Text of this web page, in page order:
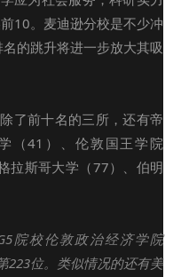
10。麦迪逊分校是不少冲
的跳升将进一步放大其吸
了前十名的三所，还有帝
（41）、伦敦国王学院
拉斯哥大学（77）、伯明
院校伦敦政治经济学院
223位。类似情况的还有美